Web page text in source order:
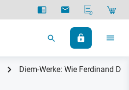
Diem-Werke: Wie Ferdinand